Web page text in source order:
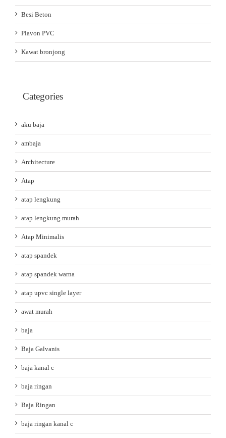
Besi Beton
Plavon PVC
Kawat bronjong
Categories
aku baja
ambaja
Architecture
Atap
atap lengkung
atap lengkung murah
Atap Minimalis
atap spandek
atap spandek warna
atap upvc single layer
awat murah
baja
Baja Galvanis
baja kanal c
baja ringan
Baja Ringan
baja ringan kanal c